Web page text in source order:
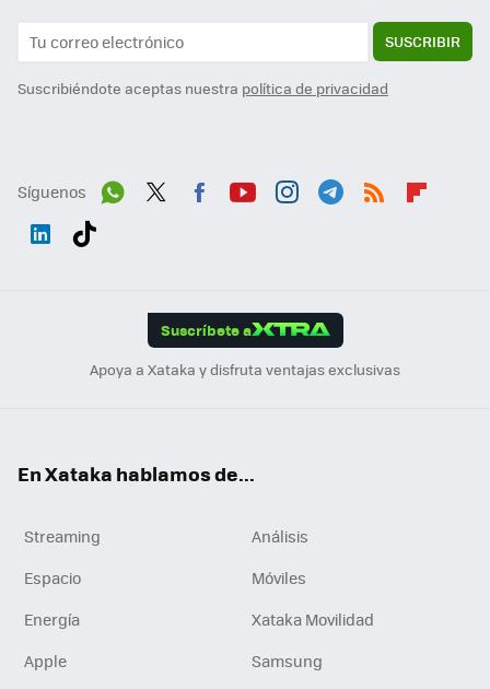
SUSCRIBIR
Suscribiéndote aceptas nuestra política de privacidad
Síguenos
Suscríbete a
Apoya a Xataka y disfruta ventajas exclusivas
En Xataka hablamos de...
Streaming
Análisis
Espacio
Móviles
Energía
Xataka Movilidad
Apple
Samsung